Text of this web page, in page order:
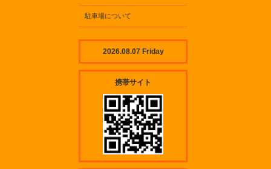
駐車場について
2026.08.07 Friday
携帯サイト